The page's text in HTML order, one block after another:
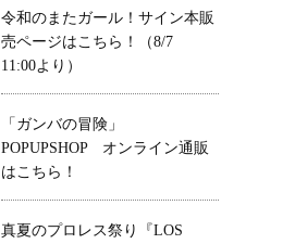
令和のまたガール！サイン本販
売ページはこちら！（8/7
11:00より）
「ガンバの冒険」
POPUPSHOP オンライン通販
はこちら！
真夏のプロレス祭り『LOS